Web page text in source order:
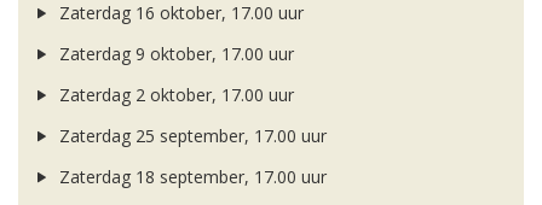
Zaterdag 16 oktober, 17.00 uur
Zaterdag 9 oktober, 17.00 uur
Zaterdag 2 oktober, 17.00 uur
Zaterdag 25 september, 17.00 uur
Zaterdag 18 september, 17.00 uur